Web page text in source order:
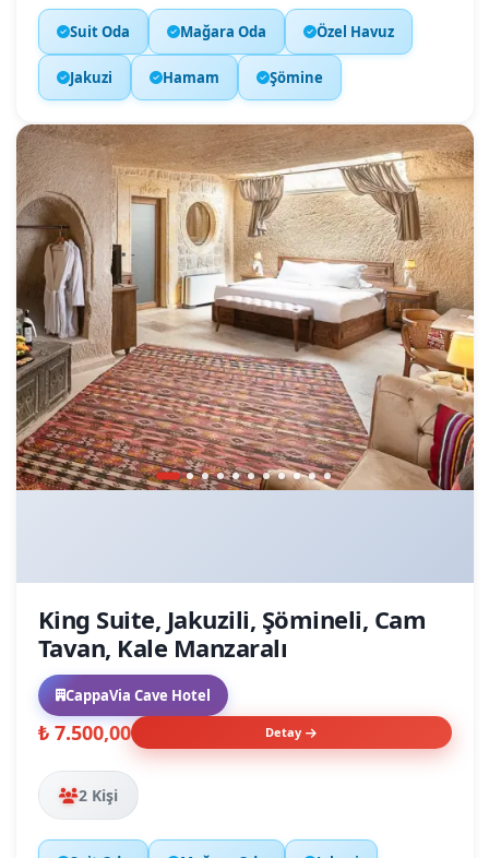
Suit Oda Mağara Oda Özel Havuz
Jakuzi Hamam Şömine
King Suite, Jakuzili, Şömineli, Cam
Tavan, Kale Manzaralı
CappaVia Cave Hotel
₺ 7.500,00 Detay
2 Kişi